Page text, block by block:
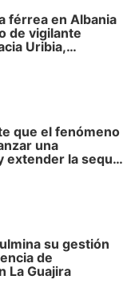
férrea en Albania
de vigilante
Uribia,
que el fenómeno
una
extender la sequía
su gestión
de
La Guajira